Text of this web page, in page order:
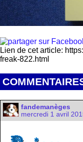
Lien de cet article:
freak-822.html
fandemanèges
mercredi 1 avril